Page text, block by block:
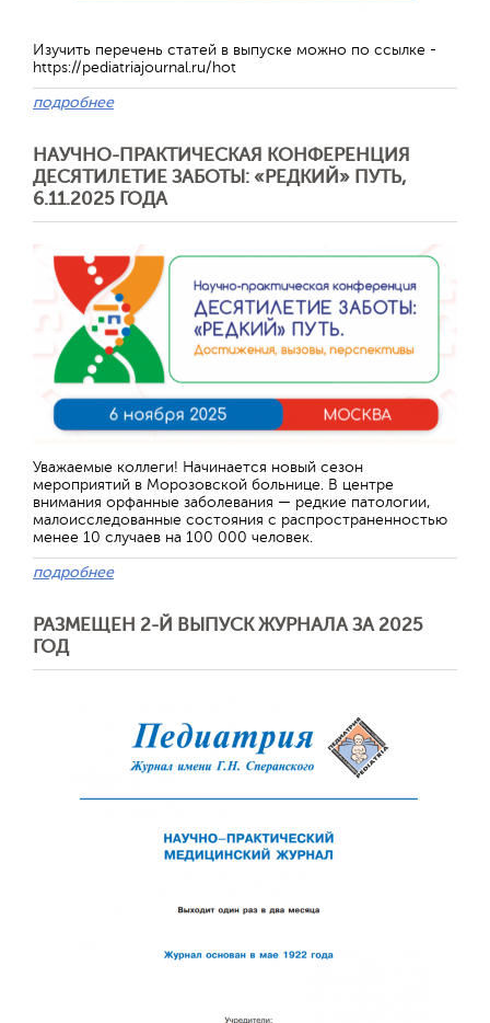
Изучить перечень статей в выпуске можно по ссылке -
https://pediatriajournal.ru/hot
подробнее
НАУЧНО-ПРАКТИЧЕСКАЯ КОНФЕРЕНЦИЯ
ДЕСЯТИЛЕТИЕ ЗАБОТЫ: «РЕДКИЙ» ПУТЬ,
6.11.2025 ГОДА
Уважаемые коллеги! Начинается новый сезон
мероприятий в Морозовской больнице. В центре
внимания орфанные заболевания — редкие патологии,
малоисследованные состояния с распространенностью
менее 10 случаев на 100 000 человек.
подробнее
РАЗМЕЩЕН 2-Й ВЫПУСК ЖУРНАЛА ЗА 2025
ГОД